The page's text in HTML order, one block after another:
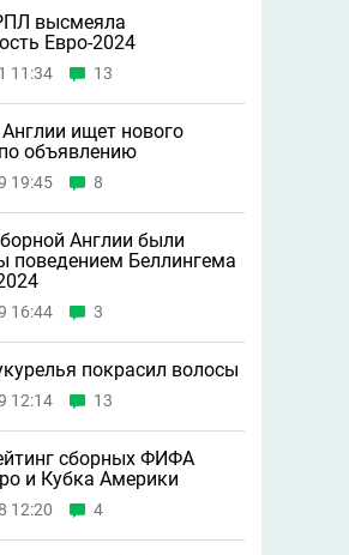
высмеяла
Евро-2024
11:34 13
ищет нового
объявлению
19:45 8
Англии были
поведением Беллингема
16:44 3
покрасил волосы
12:14 13
сборных ФИФА
и Кубка Америки
12:20 4